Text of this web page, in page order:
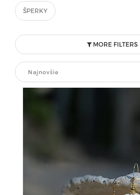
ŠPERKY
MORE FILTERS
Najnovšie